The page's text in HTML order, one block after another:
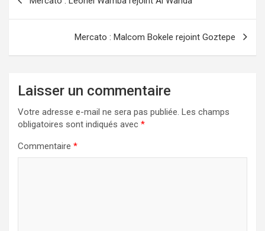
Mercato : Malcom Bokele rejoint Goztepe
Laisser un commentaire
Votre adresse e-mail ne sera pas publiée. Les champs
obligatoires sont indiqués avec *
Commentaire *